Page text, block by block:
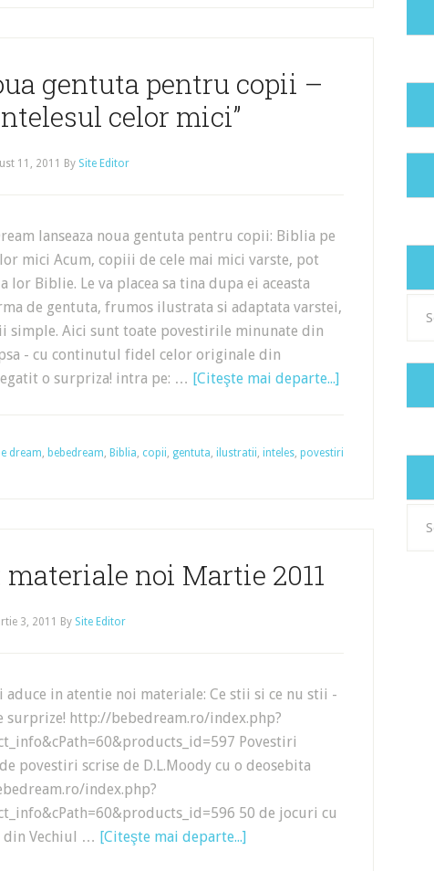
gentuta pentru copii –
celor mici”
11, 2011 By Site Editor
lanseaza noua gentuta pentru copii: Biblia pe
mici Acum, copiii de cele mai mici varste, pot
lor Biblie. Le va placea sa tina dupa ei aceasta
de gentuta, frumos ilustrata si adaptata varstei,
simple. Aici sunt toate povestirile minunate din
- cu continutul fidel celor originale din
o surpriza! intra pe: … [Citeşte mai departe...]
dream, bebedream, Biblia, copii, gentuta, ilustratii, inteles, povestiri
materiale noi Martie 2011
3, 2011 By Site Editor
aduce in atentie noi materiale: Ce stii si ce nu stii -
surprize! http://bebedream.ro/index.php?
Povestiri
povestiri scrise de D.L.Moody cu o deosebita
index.php?
50 de jocuri cu
din Vechiul … [Citeşte mai departe...]